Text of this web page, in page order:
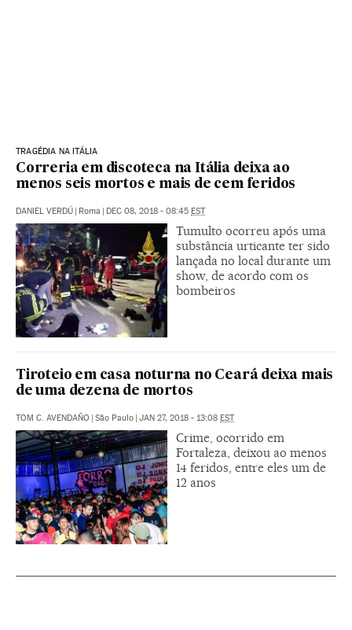
TRAGÉDIA NA ITÁLIA
Correria em discoteca na Itália deixa ao
menos seis mortos e mais de cem feridos
DANIEL VERDÚ Roma DEC 08, 2018 - 08:45 EST
Tumulto ocorreu após uma
substância urticante ter sido
lançada no local durante um
show, de acordo com os
bombeiros
Tiroteio em casa noturna no Ceará deixa mais
de uma dezena de mortos
TOM C. AVENDAÑO São Paulo JAN 27, 2018 - 13:08 EST
Crime, ocorrido em
Fortaleza, deixou ao menos
14 feridos, entre eles um de
12 anos